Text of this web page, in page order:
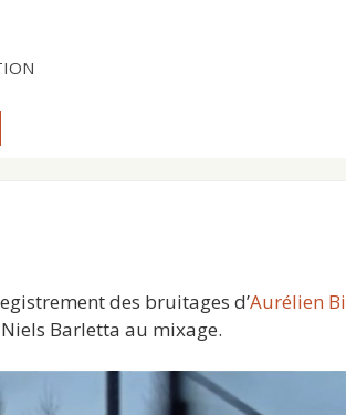
des bruitages d’Aurélien
Barletta au mixage.